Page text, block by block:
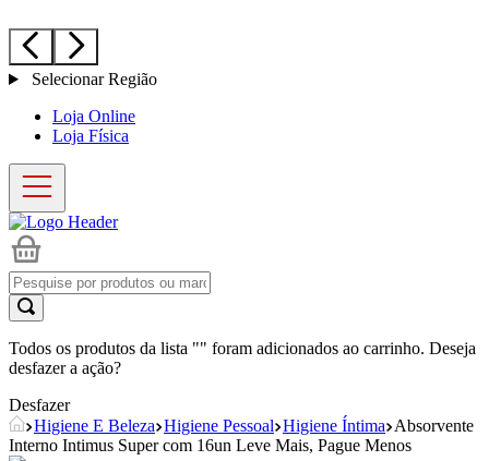
Selecionar Região
Loja Online
Loja Física
Todos os produtos da lista "" foram adicionados ao carrinho. Deseja
desfazer a ação?
Desfazer
Higiene E Beleza Higiene Pessoal Higiene Íntima Absorvente
Interno Intimus Super com 16un Leve Mais, Pague Menos